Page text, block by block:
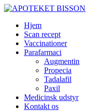
Hjem
Scan recept
Vaccinationer
Parafarmaci
Augmentin
Propecia
Tadalafil
Paxil
Medicinsk udstyr
Kontakt os